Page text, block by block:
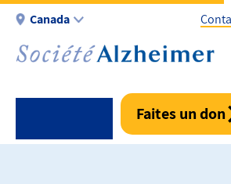
Aller
contenu
Canada
-
Fr
-
Faites un don